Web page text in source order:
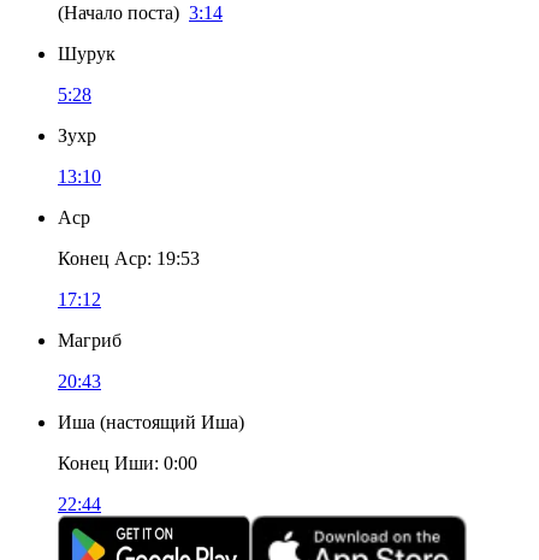
(Начало поста) 3:14
Шурук
5:28
Зухр
13:10
Аср
Конец Аср: 19:53
17:12
Магриб
20:43
Иша (настоящий Иша)
Конец Иши: 0:00
22:44